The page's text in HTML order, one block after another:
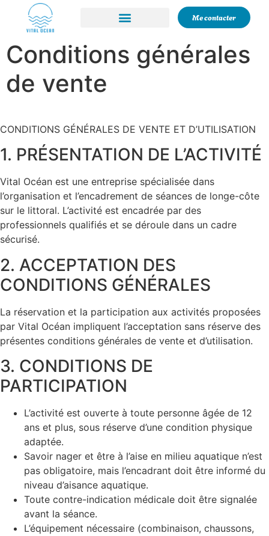
Me contacter
Conditions générales
de vente
CONDITIONS GÉNÉRALES DE VENTE ET D’UTILISATION
1. PRÉSENTATION DE L’ACTIVITÉ
Vital Océan est une entreprise spécialisée dans
l’organisation et l’encadrement de séances de longe-côte
sur le littoral. L’activité est encadrée par des
professionnels qualifiés et se déroule dans un cadre
sécurisé.
2. ACCEPTATION DES
CONDITIONS GÉNÉRALES
La réservation et la participation aux activités proposées
par Vital Océan impliquent l’acceptation sans réserve des
présentes conditions générales de vente et d’utilisation.
3. CONDITIONS DE
PARTICIPATION
L’activité est ouverte à toute personne âgée de 12
ans et plus, sous réserve d’une condition physique
adaptée.
Savoir nager et être à l’aise en milieu aquatique n’est
pas obligatoire, mais l’encadrant doit être informé du
niveau d’aisance aquatique.
Toute contre-indication médicale doit être signalée
avant la séance.
L’équipement nécessaire (combinaison, chaussons,